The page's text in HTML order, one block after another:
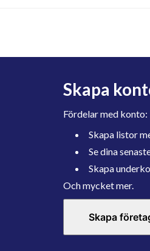
Skapa
Fördelar med konto:
Skapa listor
Se dina
Skapa
Och mycket mer.
Skapa